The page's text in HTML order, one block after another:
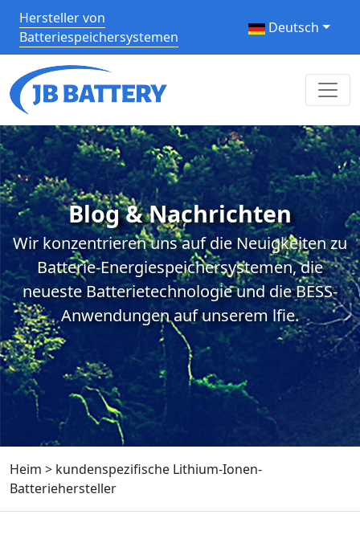
Hersteller von
Batteriespeichersystemen
Deutsch
Blog & Nachrichten
Wir konzentrieren uns auf die Neuigkeiten zu
Batterie-Energiespeichersystemen, die
neueste Batterietechnologie und die BESS-
Anwendungen auf unserem lfie.
Heim > kundenspezifische Lithium-Ionen-
Batteriehersteller